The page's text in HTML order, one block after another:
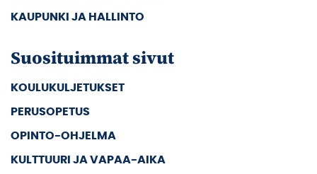
KAUPUNKI JA HALLINTO
Suosituimmat sivut
KOULUKULJETUKSET
PERUSOPETUS
OPINTO-OHJELMA
KULTTUURI JA VAPAA-AIKA